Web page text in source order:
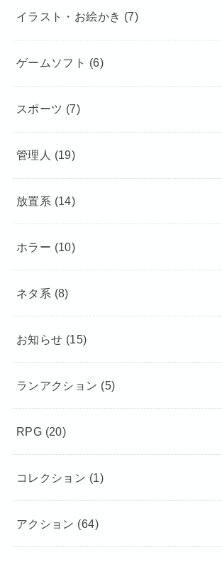
イラスト・お絵かき (7)
ゲームソフト (6)
スポーツ (7)
管理人 (19)
放置系 (14)
ホラー (10)
ネタ系 (8)
お知らせ (15)
ランアクション (5)
RPG (20)
コレクション (1)
アクション (64)